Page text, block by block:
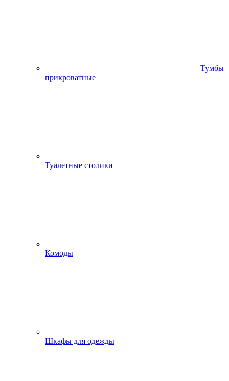
Тумбы
прикроватные
Туалетные столики
Комоды
Шкафы для одежды